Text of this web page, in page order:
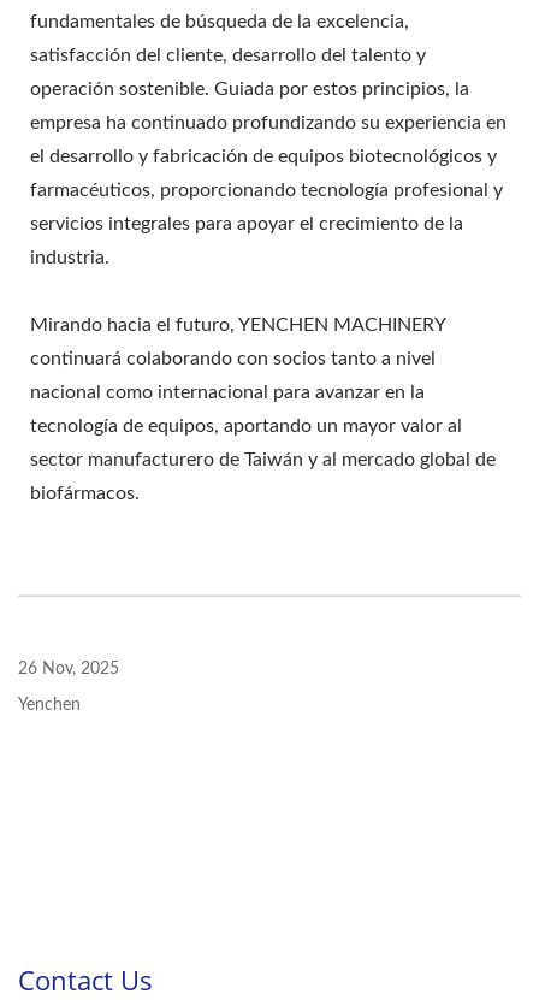
fundamentales de búsqueda de la excelencia,
satisfacción del cliente, desarrollo del talento y
operación sostenible. Guiada por estos principios, la
empresa ha continuado profundizando su experiencia en
el desarrollo y fabricación de equipos biotecnológicos y
farmacéuticos, proporcionando tecnología profesional y
servicios integrales para apoyar el crecimiento de la
industria.
Mirando hacia el futuro, YENCHEN MACHINERY
continuará colaborando con socios tanto a nivel
nacional como internacional para avanzar en la
tecnología de equipos, aportando un mayor valor al
sector manufacturero de Taiwán y al mercado global de
biofármacos.
26 Nov, 2025
Yenchen